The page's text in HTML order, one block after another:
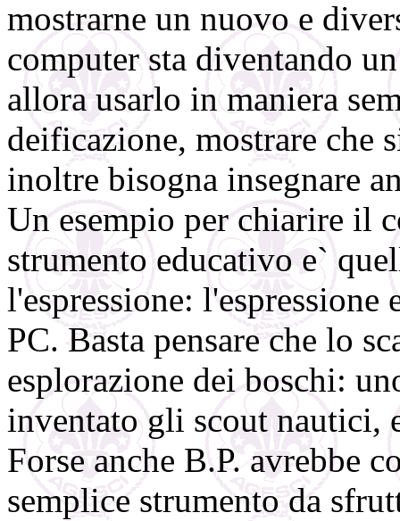
mostrarne un nuovo e
computer sta diventando
allora usarlo in maniera
deificazione, mostrare che
inoltre bisogna insegnare
Un esempio per chiarire il
strumento educativo e`
l'espressione:
PC. Basta pensare che lo
esplorazione dei boschi:
inventato gli scout nautici,
Forse anche B.P. avrebbe
semplice strumento da